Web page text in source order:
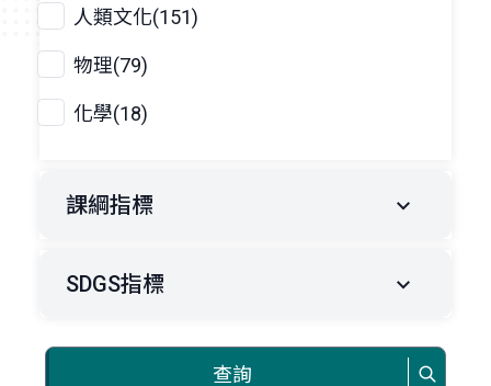
人類文化(151)
物理(79)
化學(18)
課綱指標
SDGS指標
查詢